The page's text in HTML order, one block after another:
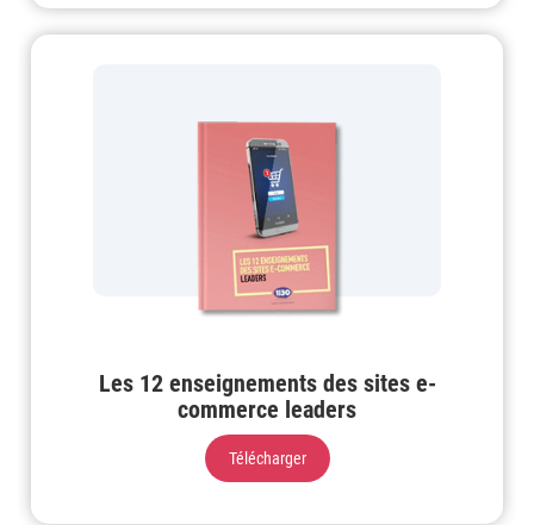
Les 12 enseignements des sites e-
commerce leaders
Télécharger